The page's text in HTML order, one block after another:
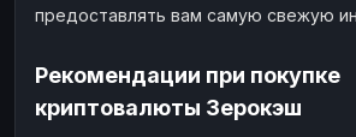
предоставлять вам самую свежую
Рекомендации при покупке
криптовалюты Зерокэш